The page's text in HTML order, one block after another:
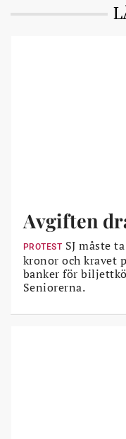
Avgiften
PROTEST SJ måste
kronor och kravet
banker för
Seniorerna.